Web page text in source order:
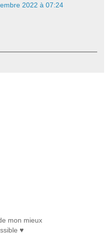
2022 à 07:24
mon mieux
♥